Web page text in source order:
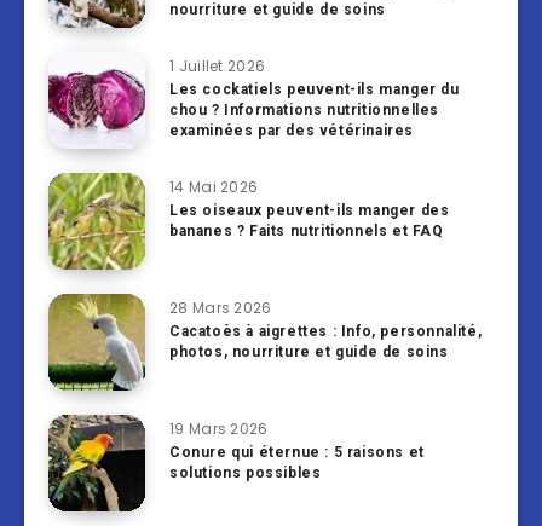
nourriture et guide de soins
1 Juillet 2026
Les cockatiels peuvent-ils manger du
chou ? Informations nutritionnelles
examinées par des vétérinaires
14 Mai 2026
Les oiseaux peuvent-ils manger des
bananes ? Faits nutritionnels et FAQ
28 Mars 2026
Cacatoès à aigrettes : Info, personnalité,
photos, nourriture et guide de soins
19 Mars 2026
Conure qui éternue : 5 raisons et
solutions possibles